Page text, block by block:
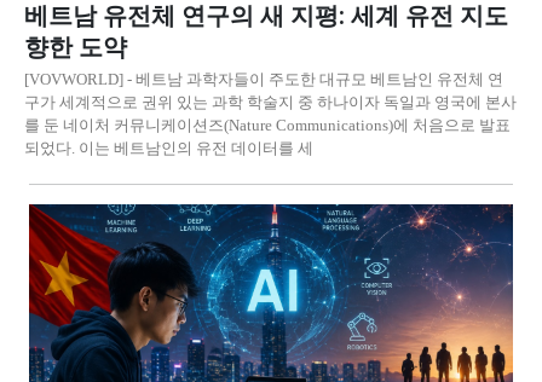
베트남 유전체 연구의 새 지평: 세계 유전 지도
향한 도약
[VOVWORLD] - 베트남 과학자들이 주도한 대규모 베트남인 유전체 연
구가 세계적으로 권위 있는 과학 학술지 중 하나이자 독일과 영국에 본사
를 둔 네이처 커뮤니케이션즈(Nature Communications)에 처음으로 발표
되었다. 이는 베트남인의 유전 데이터를 세